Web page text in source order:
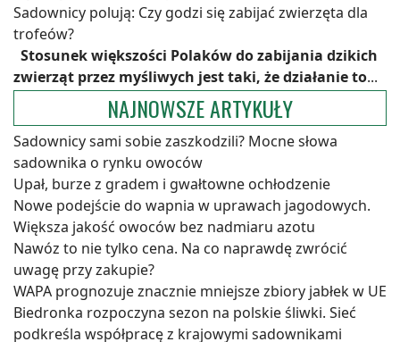
Sadownicy polują: Czy godzi się zabijać zwierzęta dla
trofeów?
Stosunek większości Polaków do zabijania dzikich
zwierząt przez myśliwych jest taki, że działanie to...
NAJNOWSZE ARTYKUŁY
Sadownicy sami sobie zaszkodzili? Mocne słowa
sadownika o rynku owoców
Upał, burze z gradem i gwałtowne ochłodzenie
Nowe podejście do wapnia w uprawach jagodowych.
Większa jakość owoców bez nadmiaru azotu
Nawóz to nie tylko cena. Na co naprawdę zwrócić
uwagę przy zakupie?
WAPA prognozuje znacznie mniejsze zbiory jabłek w UE
Biedronka rozpoczyna sezon na polskie śliwki. Sieć
podkreśla współpracę z krajowymi sadownikami